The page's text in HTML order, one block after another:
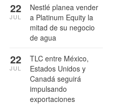
Nestlé planea vender
a Platinum Equity la
mitad de su negocio
de agua
22
JUL
TLC entre México,
Estados Unidos y
Canadá seguirá
impulsando
exportaciones
22
JUL